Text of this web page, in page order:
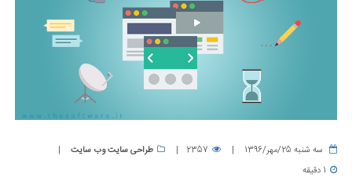
سه شنبه 25/مهر/1396 2357
طراحی سایت وب سایت
1 دقیقه